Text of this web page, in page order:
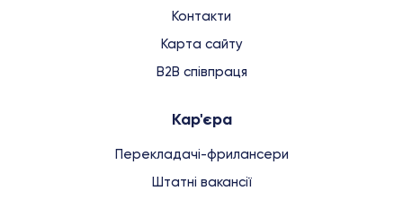
Контакти
Карта сайту
B2B співпраця
Кар'єра
Перекладачі-фрилансери
Штатні вакансії